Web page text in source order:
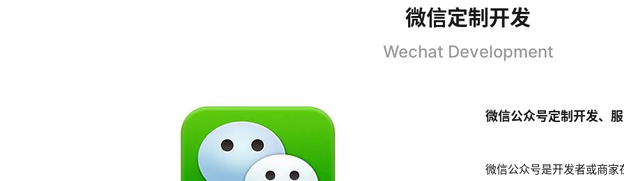
微信定制开发
Wechat Development
微信公众号定制开发、
微信公众号是开发者或商